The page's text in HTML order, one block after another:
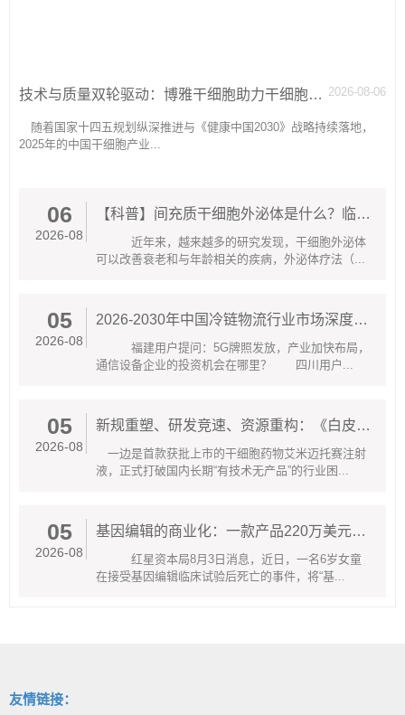
2026-08-06
技术与质量双轮驱动：博雅干细胞助力干细胞产业生态优化
随着国家十四五规划纵深推进与《健康中国2030》战略持续落地，
2025年的中国干细胞产业...
06
2026-08
【科普】间充质干细胞外泌体是什么？临床应用场景有哪些？
近年来，越来越多的研究发现，干细胞外泌体
可以改善衰老和与年龄相关的疾病，外泌体疗法（...
05
2026-08
2026-2030年中国冷链物流行业市场深度调研及并购重组机会与投融资战略研究
福建用户提问：5G牌照发放，产业加快布局，
通信设备企业的投资机会在哪里？ 四川用户...
05
2026-08
新规重塑、研发竞速、资源重构：《白皮书》透视中国干细胞产业规范化发展关键一跃
一边是首款获批上市的干细胞药物艾米迈托赛注射
液，正式打破国内长期“有技术无产品”的行业困...
05
2026-08
基因编辑的商业化：一款产品220万美元A股超20家概念股但多数只卖工具
红星资本局8月3日消息，近日，一名6岁女童
在接受基因编辑临床试验后死亡的事件，将“基...
友情链接：